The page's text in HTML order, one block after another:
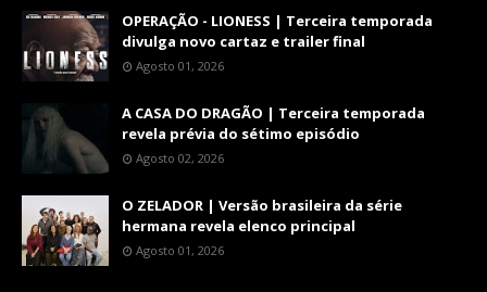
OPERAÇÃO - LIONESS | Terceira temporada
divulga novo cartaz e trailer final
Agosto 01, 2026
A CASA DO DRAGÃO | Terceira temporada
revela prévia do sétimo episódio
Agosto 02, 2026
O ZELADOR | Versão brasileira da série
hermana revela elenco principal
Agosto 01, 2026